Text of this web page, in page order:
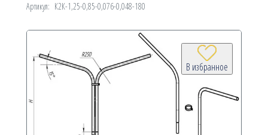
Артикул: К2К-1,25-0,85-0,076-0,048-180
В избранное